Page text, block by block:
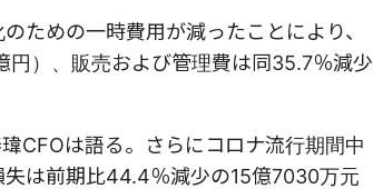
ための一時費用が減ったことにより、
）、販売および管理費は同35.7％減少
CFOは語る。さらにコロナ流行期間中
は前期比44.4％減少の15億7030万元